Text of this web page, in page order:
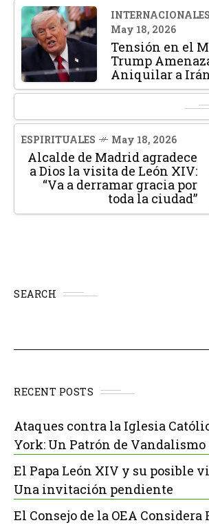
INTERNACIONALES
May 18, 2026
Tensión en el
Trump
Aniquilar a
ESPIRITUALES May 18, 2026
Alcalde de Madrid agradece
a Dios la visita de León XIV:
“Va a derramar gracia por
toda la ciudad”
SEARCH
RECENT POSTS
Ataques contra la Iglesia
York: Un Patrón de Vandalismo
El Papa León XIV y su posible
Una invitación pendiente
El Consejo de la OEA Considera